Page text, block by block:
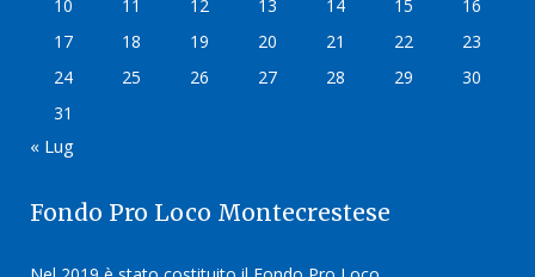
10
11 12 13 14 15
16
17
18 19 20 21 22
23
24
25 26 27 28 29
30
31
« Lug
Fondo Pro Loco Montecrestese